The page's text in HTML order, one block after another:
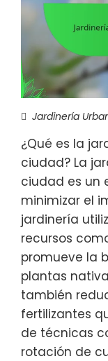
Jardinería
¿Qué es la
ciudad? La
ciudad es un
minimizar el
jardinería
recursos
promueve la
plantas
también
fertilizantes
de técnicas
rotación de